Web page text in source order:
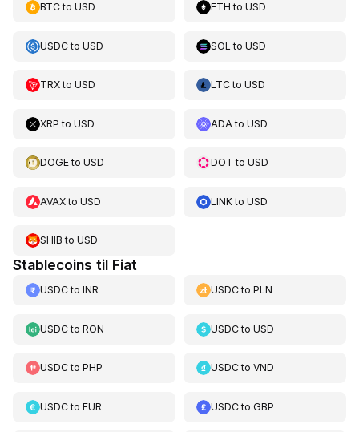
BTCto USD ETH toUSD
USDCto USD SOL toUSD
TRXto USD LTCtoUSD
XRP to USD ADA toUSD
DOGEto USD DOT toUSD
AVAXto USD LINKtoUSD
SHIB to USD
Stablecoins til Fiat
USDCto INR USDCtoPLN
USDCto RON USDCtoUSD
USDCto PHP USDCtoVND
USDCto EUR USDCtoGBP